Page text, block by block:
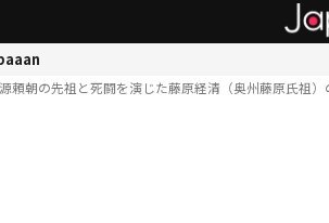
源頼朝の先祖と死闘を演じた藤原経清（奥州藤原氏祖）